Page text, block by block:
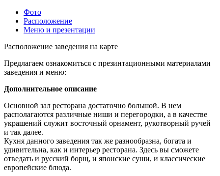
Фото
Расположение
Меню и презентации
Расположение заведения на карте
Предлагаем ознакомиться с презинтационными материалами
заведения и меню:
Дополнительное описание
Основной зал ресторана достаточно большой. В нем
располагаются различные ниши и перегородки, а в качестве
украшений служит восточный орнамент, рукотворный ручей
и так далее.
Кухня данного заведения так же разнообразна, богата и
удивительна, как и интерьер ресторана. Здесь вы сможете
отведать и русский борщ, и японские суши, и классические
европейские блюда.